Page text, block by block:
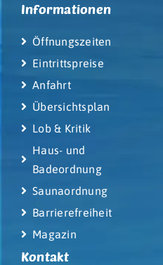
Informationen
Öffnungszeiten
Eintrittspreise
Anfahrt
Übersichtsplan
Lob & Kritik
Haus- und
Badeordnung
Saunaordnung
Barrierefreiheit
Magazin
Kontakt